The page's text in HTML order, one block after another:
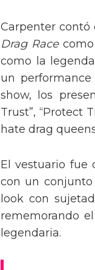
Carpenter contó
Drag Racecomo
como la
un
show, los
Trust”, “Protect
hate drag
El vestuario fue
con un
look con
rememorando
legendaria.